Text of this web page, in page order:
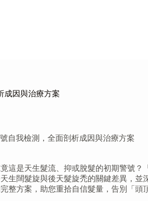
成因與治療方案
自我檢測，全面剖析成因與治療方案
這是天生髮流、抑或脫髮的初期警號
生闊髮旋與後天髮旋禿的關鍵差異，
整方案，助您重拾自信髮量，告別「頭